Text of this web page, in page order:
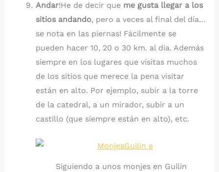
Andar!He de decir que me gusta llegar a los
sitios andando, pero a veces al final del día…
se nota en las piernas! Fácilmente se
pueden hacer 10, 20 o 30 km. al día. Además
siempre en los lugares que visitas muchos
de los sitios que merece la pena visitar
están en alto. Por ejemplo, subir a la torre
de la catedral, a un mirador, subir a un
castillo (que siempre están en alto), etc.
Siguiendo a unos monjes en Guilin